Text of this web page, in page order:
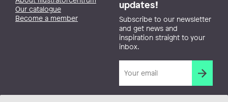
Our catalogue
Become a member
updates!
Subscribe to our newsletter
and get news and
inspiration straight to your
inbox.